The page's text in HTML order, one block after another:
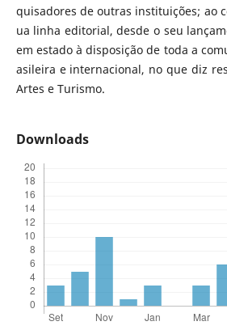
quisadores de outras instituições; ao
ua linha editorial, desde o seu
em estado à disposição de toda a
asileira e internacional, no que diz
Artes e Turismo.
Downloads